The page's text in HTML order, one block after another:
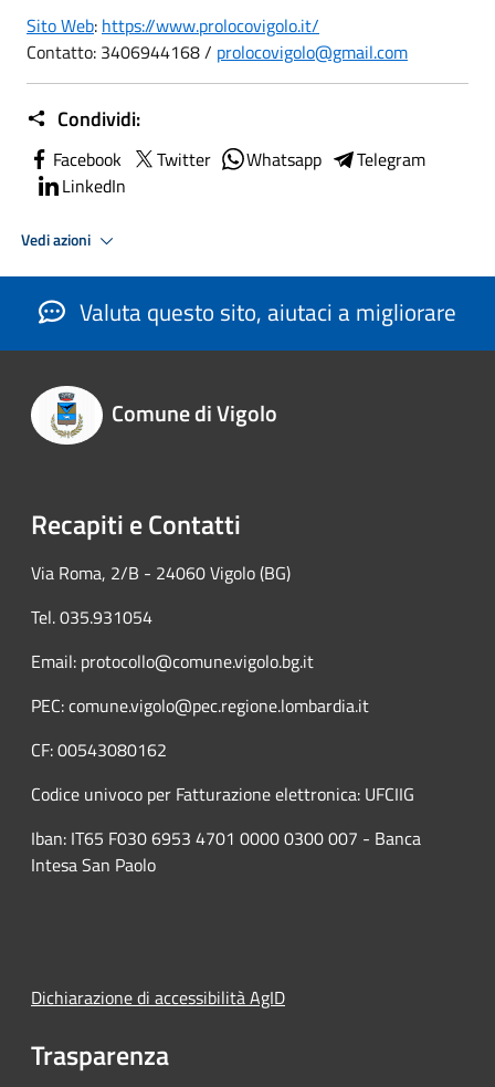
Sito Web: https://www.prolocovigolo.it/
Contatto: 3406944168 / prolocovigolo@gmail.com
Condividi:
Facebook Twitter Whatsapp
Telegram
LinkedIn
Vedi azioni
Valuta questo sito, aiutaci a migliorare
Comune di Vigolo
Recapiti e Contatti
Via Roma, 2/B - 24060 Vigolo (BG)
Tel. 035.931054
Email: protocollo@comune.vigolo.bg.it
PEC: comune.vigolo@pec.regione.lombardia.it
CF: 00543080162
Codice univoco per Fatturazione elettronica: UFCIIG
Iban: IT65 F030 6953 4701 0000 0300 007 - Banca
Intesa San Paolo
Dichiarazione di accessibilità AgID
Trasparenza